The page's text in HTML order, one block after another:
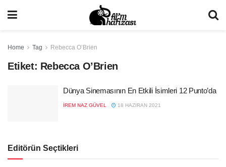
Home Tag Rebecca O’Brien
Etiket: Rebecca O’Brien
Dünya Sinemasının En Etkili İsimleri 12 Punto’da
İREM NAZ GÜVEL 18 HAZIRAN 2021
Editörün Seçtikleri